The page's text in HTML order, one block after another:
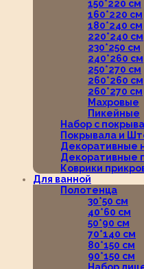
150*220 см
160*220 см
180*240 см
220*240 см
230*250 см
240*260 см
250*270 см
260*260 см
260*270 см
Махровые
Пикейные
Набор с
Покрывала и
Декоративные
Декоративные
Коврики
Для ванной
Полотенца
30*50 см
40*60 см
50*90 см
70*140 см
80*150 см
90*150 см